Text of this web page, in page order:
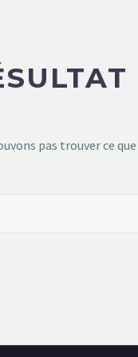
pas trouver ce